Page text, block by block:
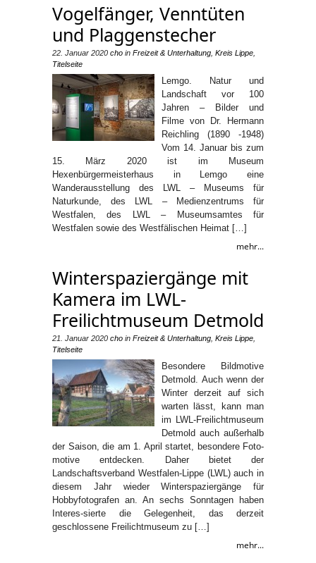
Vogelfänger, Venntüten
und Plaggenstecher
22. Januar 2020 cho in Freizeit & Unterhaltung Kreis Lippe
Titelseite
Lemgo. Natur und
Landschaft vor 100
Jahren – Bilder und
Filme von Dr. Hermann
Reichling (1890 -1948)
Vom 14. Januar bis zum
15. März 2020 ist im Museum
Hexenbürgermeisterhaus in Lemgo eine
Wanderausstellung des LWL – Museums für
Naturkunde, des LWL – Medienzentrums für
Westfalen, des LWL – Museumsamtes für
Westfalen sowie des Westfälischen Heimat […]
mehr...
Winterspaziergänge mit
Kamera im LWL-
Freilichtmuseum Detmold
21. Januar 2020 cho in Freizeit & Unterhaltung Kreis Lippe
Titelseite
Besondere Bildmotive
Detmold. Auch wenn der
Winter derzeit auf sich
warten lässt, kann man
im LWL-Freilichtmuseum
Detmold auch außerhalb
der Saison, die am 1. April startet, besondere Foto-
motive entdecken. Daher bietet der
Landschaftsverband Westfalen-Lippe (LWL) auch in
diesem Jahr wieder Winterspaziergänge für
Hobbyfotografen an. An sechs Sonntagen haben
Interes-sierte die Gelegenheit, das derzeit
geschlossene Freilichtmuseum zu […]
mehr...